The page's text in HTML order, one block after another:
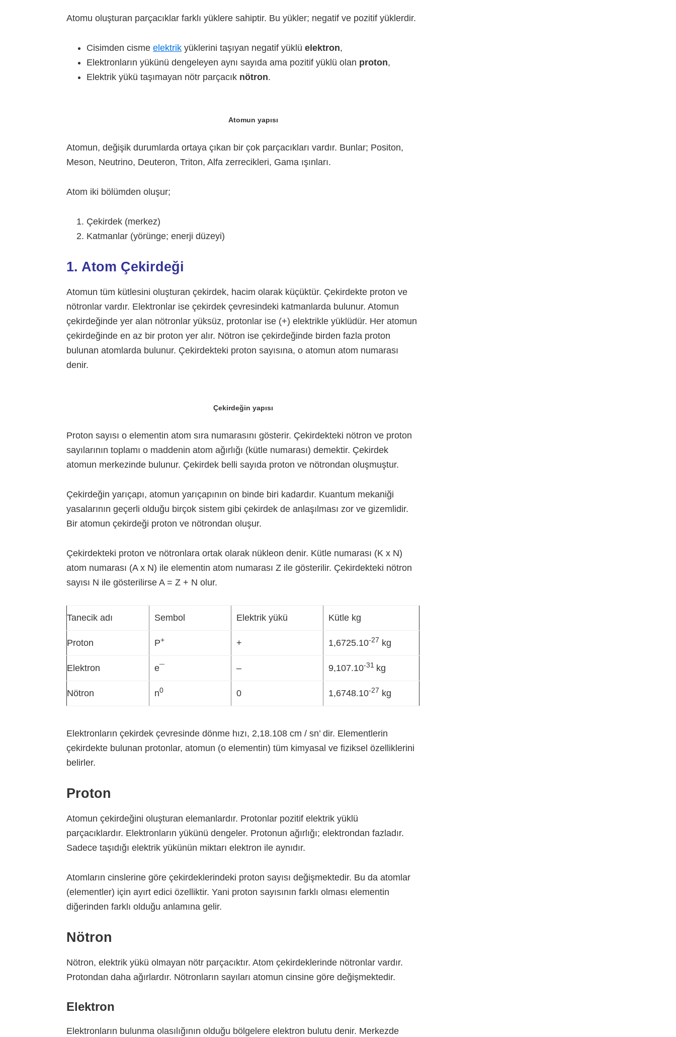
Atomu oluşturan parçacıklar farklı yüklere sahiptir. Bu yükler; negatif ve pozitif yüklerdir.
Cisimden cisme elektrik yüklerini taşıyan negatif yüklü elektron,
Elektronların yükünü dengeleyen aynı sayıda ama pozitif yüklü olan proton,
Elektrik yükü taşımayan nötr parçacık nötron.
Atomun yapısı
Atomun, değişik durumlarda ortaya çıkan bir çok parçacıkları vardır. Bunlar; Positon,
Meson, Neutrino, Deuteron, Triton, Alfa zerrecikleri, Gama ışınları.
Atom iki bölümden oluşur;
Çekirdek (merkez)
Katmanlar (yörünge; enerji düzeyi)
1. Atom Çekirdeği
Atomun tüm kütlesini oluşturan çekirdek, hacim olarak küçüktür. Çekirdekte proton ve
nötronlar vardır. Elektronlar ise çekirdek çevresindeki katmanlarda bulunur. Atomun
çekirdeğinde yer alan nötronlar yüksüz, protonlar ise (+) elektrikle yüklüdür. Her atomun
çekirdeğinde en az bir proton yer alır. Nötron ise çekirdeğinde birden fazla proton
bulunan atomlarda bulunur. Çekirdekteki proton sayısına, o atomun atom numarası
denir.
Çekirdeğin yapısı
Proton sayısı o elementin atom sıra numarasını gösterir. Çekirdekteki nötron ve proton
sayılarının toplamı o maddenin atom ağırlığı (kütle numarası) demektir. Çekirdek
atomun merkezinde bulunur. Çekirdek belli sayıda proton ve nötrondan oluşmuştur.
Çekirdeğin yarıçapı, atomun yarıçapının on binde biri kadardır. Kuantum mekaniği
yasalarının geçerli olduğu birçok sistem gibi çekirdek de anlaşılması zor ve gizemlidir.
Bir atomun çekirdeği proton ve nötrondan oluşur.
Çekirdekteki proton ve nötronlara ortak olarak nükleon denir. Kütle numarası (K x N)
atom numarası (A x N) ile elementin atom numarası Z ile gösterilir. Çekirdekteki nötron
sayısı N ile gösterilirse A = Z + N olur.
Tanecik adı Sembol Elektrik yükü Kütle kg
Proton P+ + 1,6725.10-27 kg
Elektron e¯ – 9,107.10-31 kg
Nötron n0 0 1,6748.10-27 kg
Elektronların çekirdek çevresinde dönme hızı, 2,18.108 cm / sn’ dir. Elementlerin
çekirdekte bulunan protonlar, atomun (o elementin) tüm kimyasal ve fiziksel özelliklerini
belirler.
Proton
Atomun çekirdeğini oluşturan elemanlardır. Protonlar pozitif elektrik yüklü
parçacıklardır. Elektronların yükünü dengeler. Protonun ağırlığı; elektrondan fazladır.
Sadece taşıdığı elektrik yükünün miktarı elektron ile aynıdır.
Atomların cinslerine göre çekirdeklerindeki proton sayısı değişmektedir. Bu da atomlar
(elementler) için ayırt edici özelliktir. Yani proton sayısının farklı olması elementin
diğerinden farklı olduğu anlamına gelir.
Nötron
Nötron, elektrik yükü olmayan nötr parçacıktır. Atom çekirdeklerinde nötronlar vardır.
Protondan daha ağırlardır. Nötronların sayıları atomun cinsine göre değişmektedir.
Elektron
Elektronların bulunma olasılığının olduğu bölgelere elektron bulutu denir. Merkezde